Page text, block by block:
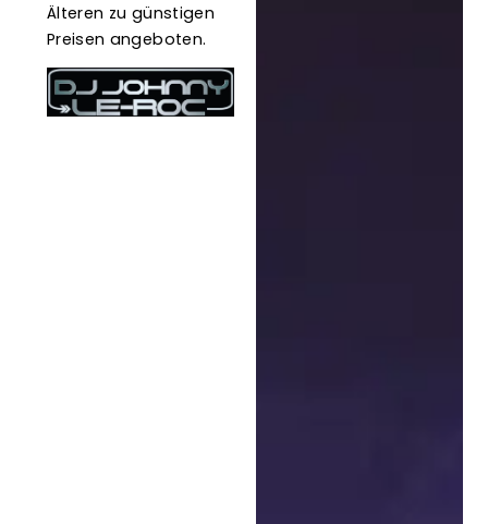
Älteren zu günstigen
Preisen angeboten.